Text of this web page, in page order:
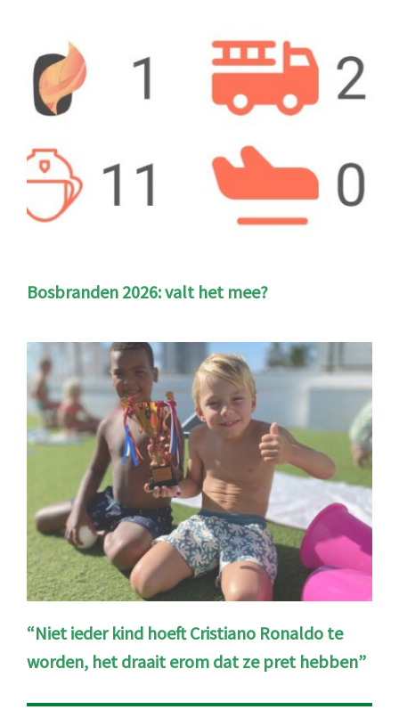
Bosbranden 2026: valt het mee?
“Niet ieder kind hoeft Cristiano Ronaldo te
worden, het draait erom dat ze pret hebben”